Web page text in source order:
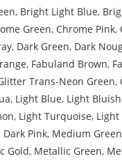
, Bright Light Blue,
Green, Chrome Pink,
, Dark Green, Dark
, Fabuland Brown,
Trans-Neon Green,
, Light Blue, Light
, Light Turquoise, Light
Pink, Medium Green
Gold, Metallic Green,